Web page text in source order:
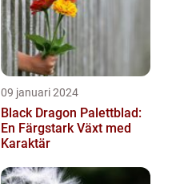
09 januari 2024
Black Dragon Palettblad:
En Färgstark Växt med
Karaktär